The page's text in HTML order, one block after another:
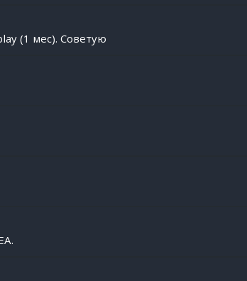
(1 мес). Советую